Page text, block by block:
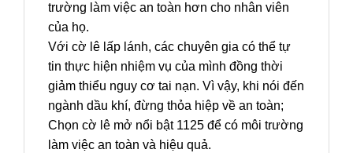
trường làm việc an toàn hơn cho nhân viên
của họ.
Với cờ lê lấp lánh, các chuyên gia có thể tự
tin thực hiện nhiệm vụ của mình đồng thời
giảm thiểu nguy cơ tai nạn. Vì vậy, khi nói đến
ngành dầu khí, đừng thỏa hiệp về an toàn;
Chọn cờ lê mở nổi bật 1125 để có môi trường
làm việc an toàn và hiệu quả.